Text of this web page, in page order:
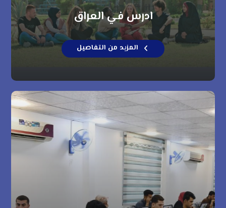
ادرس في العراق
المزيد من التفاصيل